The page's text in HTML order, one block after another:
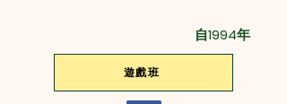
自1994年
遊戲班